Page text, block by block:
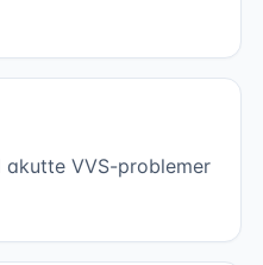
VVS-problemer